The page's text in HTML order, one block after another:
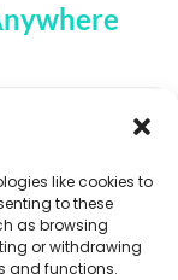
like cookies to
to these
as browsing
or withdrawing
and functions.